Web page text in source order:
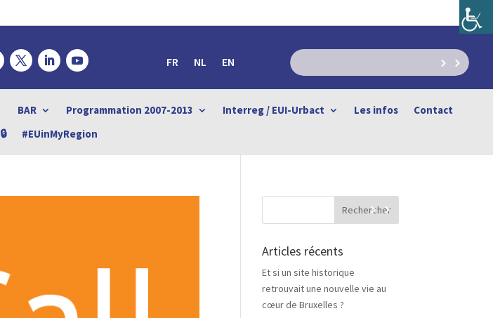
FR NL EN
BAR Programmation 2007-2013 Interreg / EUI-Urbact Les infos
Contact
#EUinMyRegion
Articles récents
Et si un site historique
retrouvait une nouvelle vie au
cœur de Bruxelles ?